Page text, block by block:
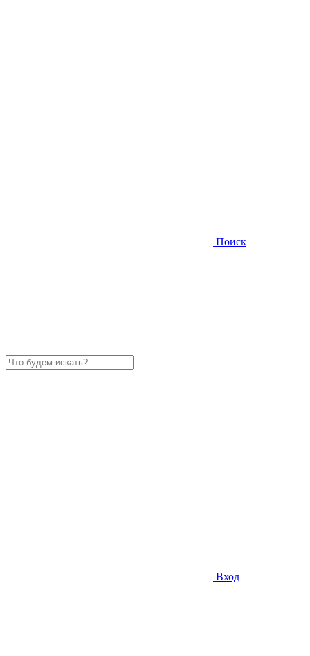
Поиск
Вход